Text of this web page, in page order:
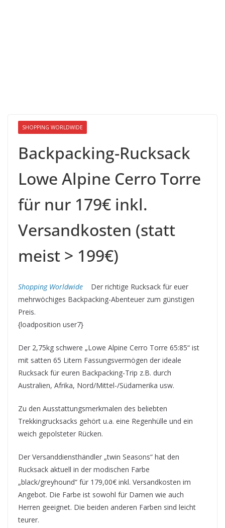
SHOPPING WORLDWIDE
Backpacking-Rucksack
Lowe Alpine Cerro Torre
für nur 179€ inkl.
Versandkosten (statt
meist > 199€)
Shopping Worldwide Der richtige Rucksack für euer
mehrwöchiges Backpacking-Abenteuer zum günstigen
Preis.
{loadposition user7}
Der 2,75kg schwere „Lowe Alpine Cerro Torre 65:85“ ist
mit satten 65 Litern Fassungsvermögen der ideale
Rucksack für euren Backpacking-Trip z.B. durch
Australien, Afrika, Nord/Mittel-/Südamerika usw.
Zu den Ausstattungsmerkmalen des beliebten
Trekkingrucksacks gehört u.a. eine Regenhülle und ein
weich gepolsteter Rücken.
Der Versanddiensthändler „twin Seasons“ hat den
Rucksack aktuell in der modischen Farbe
„black/greyhound“ für 179,00€ inkl. Versandkosten im
Angebot. Die Farbe ist sowohl für Damen wie auch
Herren geeignet. Die beiden anderen Farben sind leicht
teurer.